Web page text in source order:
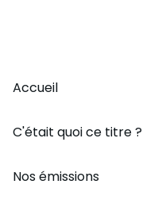
Accueil
C'était quoi ce titre ?
Nos émissions